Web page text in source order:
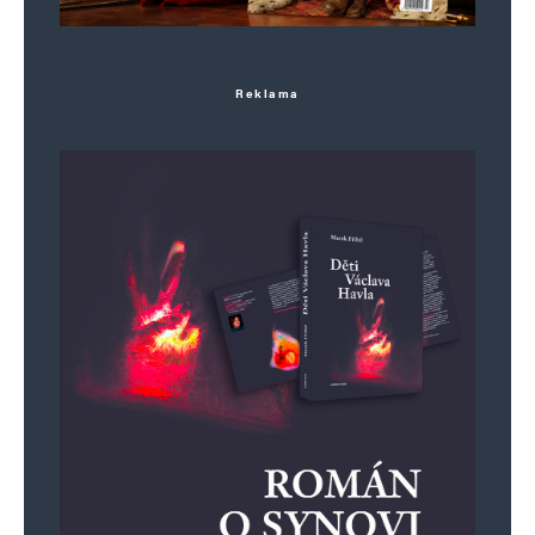
protože radioaktivní spad kontaminoval půdu
stejnou jadernou zbraní, jaká dopadla na
Hirošimu. K čemu dospěl:
Ohnivá koule v epicentru výbuchu by na několik
milisekund dosahovala řádově milionů stupňů
a pak by se postupně její teplota snižovala na
„pouhých“ pět tisíc stupňů Celsia. Všechno
v jejím dosahu by okamžitě zmizelo, vypařilo se,
Reklama